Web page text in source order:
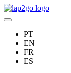
PT
EN
FR
ES